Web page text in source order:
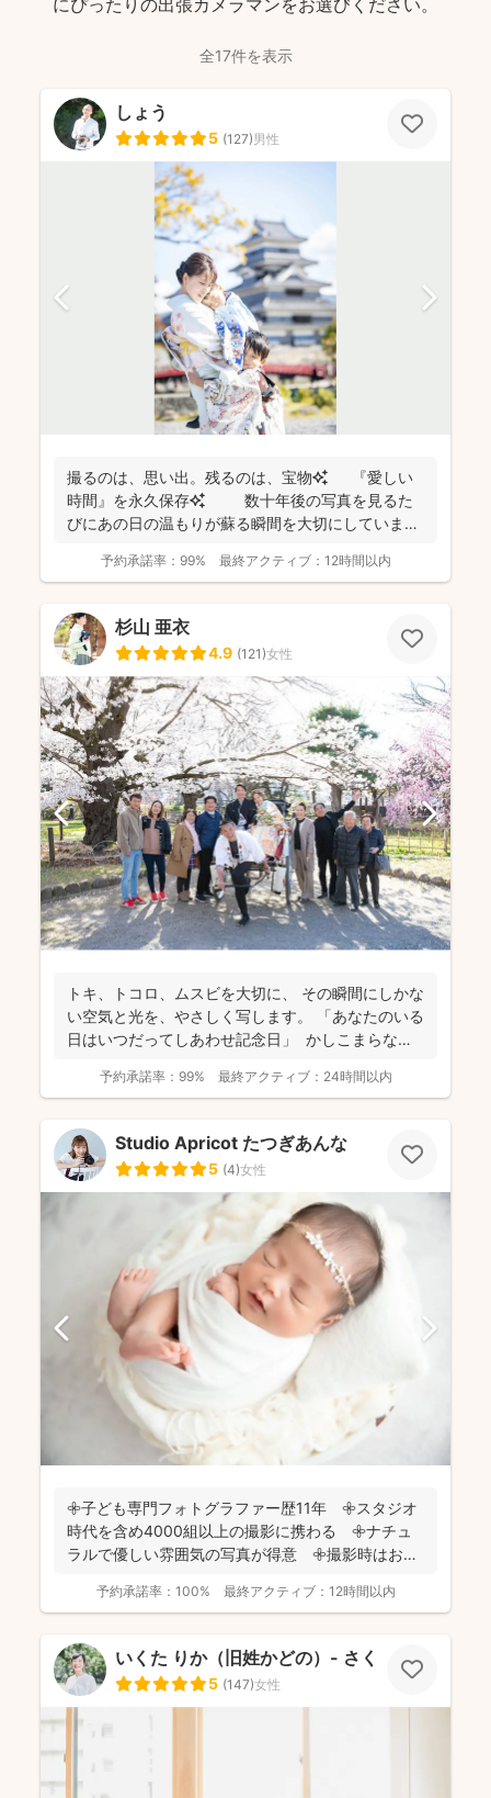
全17件を表示
しょう
5 (127)男性
撮るのは、思い出。残るのは、宝物✨ 『愛しい
時間』を永久保存✨ 数十年後の写真を見るた
びにあの日の温もりが蘇る瞬間を大切にしています
予約承諾率： 99% 最終アクティブ： 12時間以内
杉山 亜衣
4.9 (121)女性
トキ、トコロ、ムスビを大切に、 その瞬間にしかな
い空気と光を、やさしく写します。 「あなたのいる
日はいつだってしあわせ記念日」 かしこまらなく
予約承諾率： 99% 最終アクティブ： 24時間以内
Studio Apricot たつぎあんな
5 (4)女性
𖧷子ども専門フォトグラファー歴11年 𖧷スタジオ
時代を含め4000組以上の撮影に携わる 𖧷ナチュ
ラルで優しい雰囲気の写真が得意 𖧷撮影時はお手
予約承諾率： 100% 最終アクティブ： 12時間以内
いくた りか（旧姓かどの）- さくらふ写真 -
5 (147)女性